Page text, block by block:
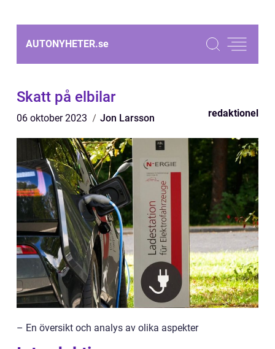
AUTONYHETER.se
Skatt på elbilar
06 oktober 2023 Jon Larsson redaktionel
– En översikt och analys av olika aspekter